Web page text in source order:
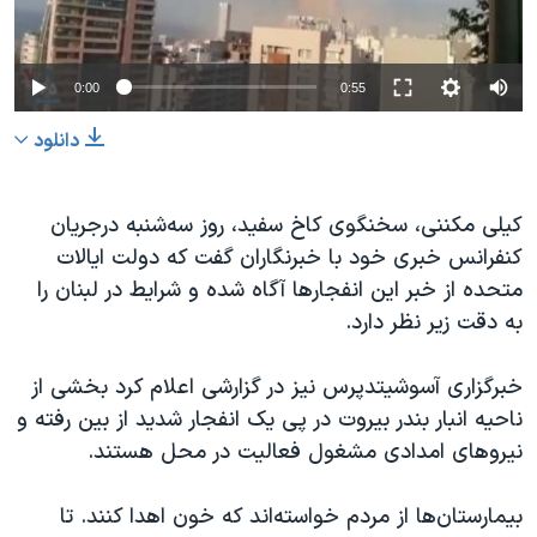
0:00 0:55
دانلود
کیلی مکننی، سخنگوی کاخ سفید، روز سه‌شنبه درجریان
کنفرانس خبری خود با خبرنگاران گفت که دولت ایالات
متحده از خبر این انفجارها آگاه شده و شرایط در لبنان را
به دقت زیر نظر دارد.
خبرگزاری آسوشیتدپرس نیز در گزارشی اعلام کرد بخشی از
ناحیه انبار بندر بیروت در پی یک انفجار شدید از بین رفته و
نیروهای امدادی مشغول فعالیت در محل هستند.
بیمارستان‌ها از مردم خواسته‌اند که خون اهدا کنند. تا